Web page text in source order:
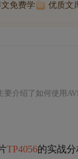
免费学 优质文
如何使用AVR单片机来构
TP4056的实战分